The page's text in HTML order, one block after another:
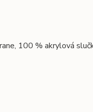
100 % akrylová